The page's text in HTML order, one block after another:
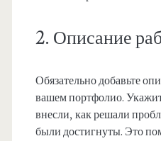
2. Описание
Обязательно добавьте
вашем портфолио.
внесли, как решали
были достигнуты. Это